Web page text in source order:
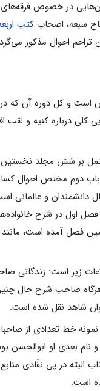
در خصوص
سبعه، اصحاب کتب
احوال مذکور
و کل دوره آن که در
کلی درباره کنیه و
بر شش مجلد
دوم مختص احوال
و عالمانی
اول در شرح
فصل آمده است،
زیر است:
صاحب شرح حال چنین
شاهد نقل شده است.
خط تعدادی از
بعدی او ابوالحسن
در پی نقّادی
است.